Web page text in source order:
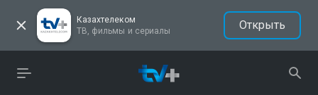
Казахтелеком
ТВ, фильмы и сериалы
Открыть